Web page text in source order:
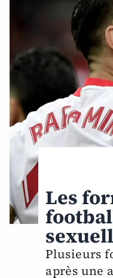
Les
Plusieurs
après une